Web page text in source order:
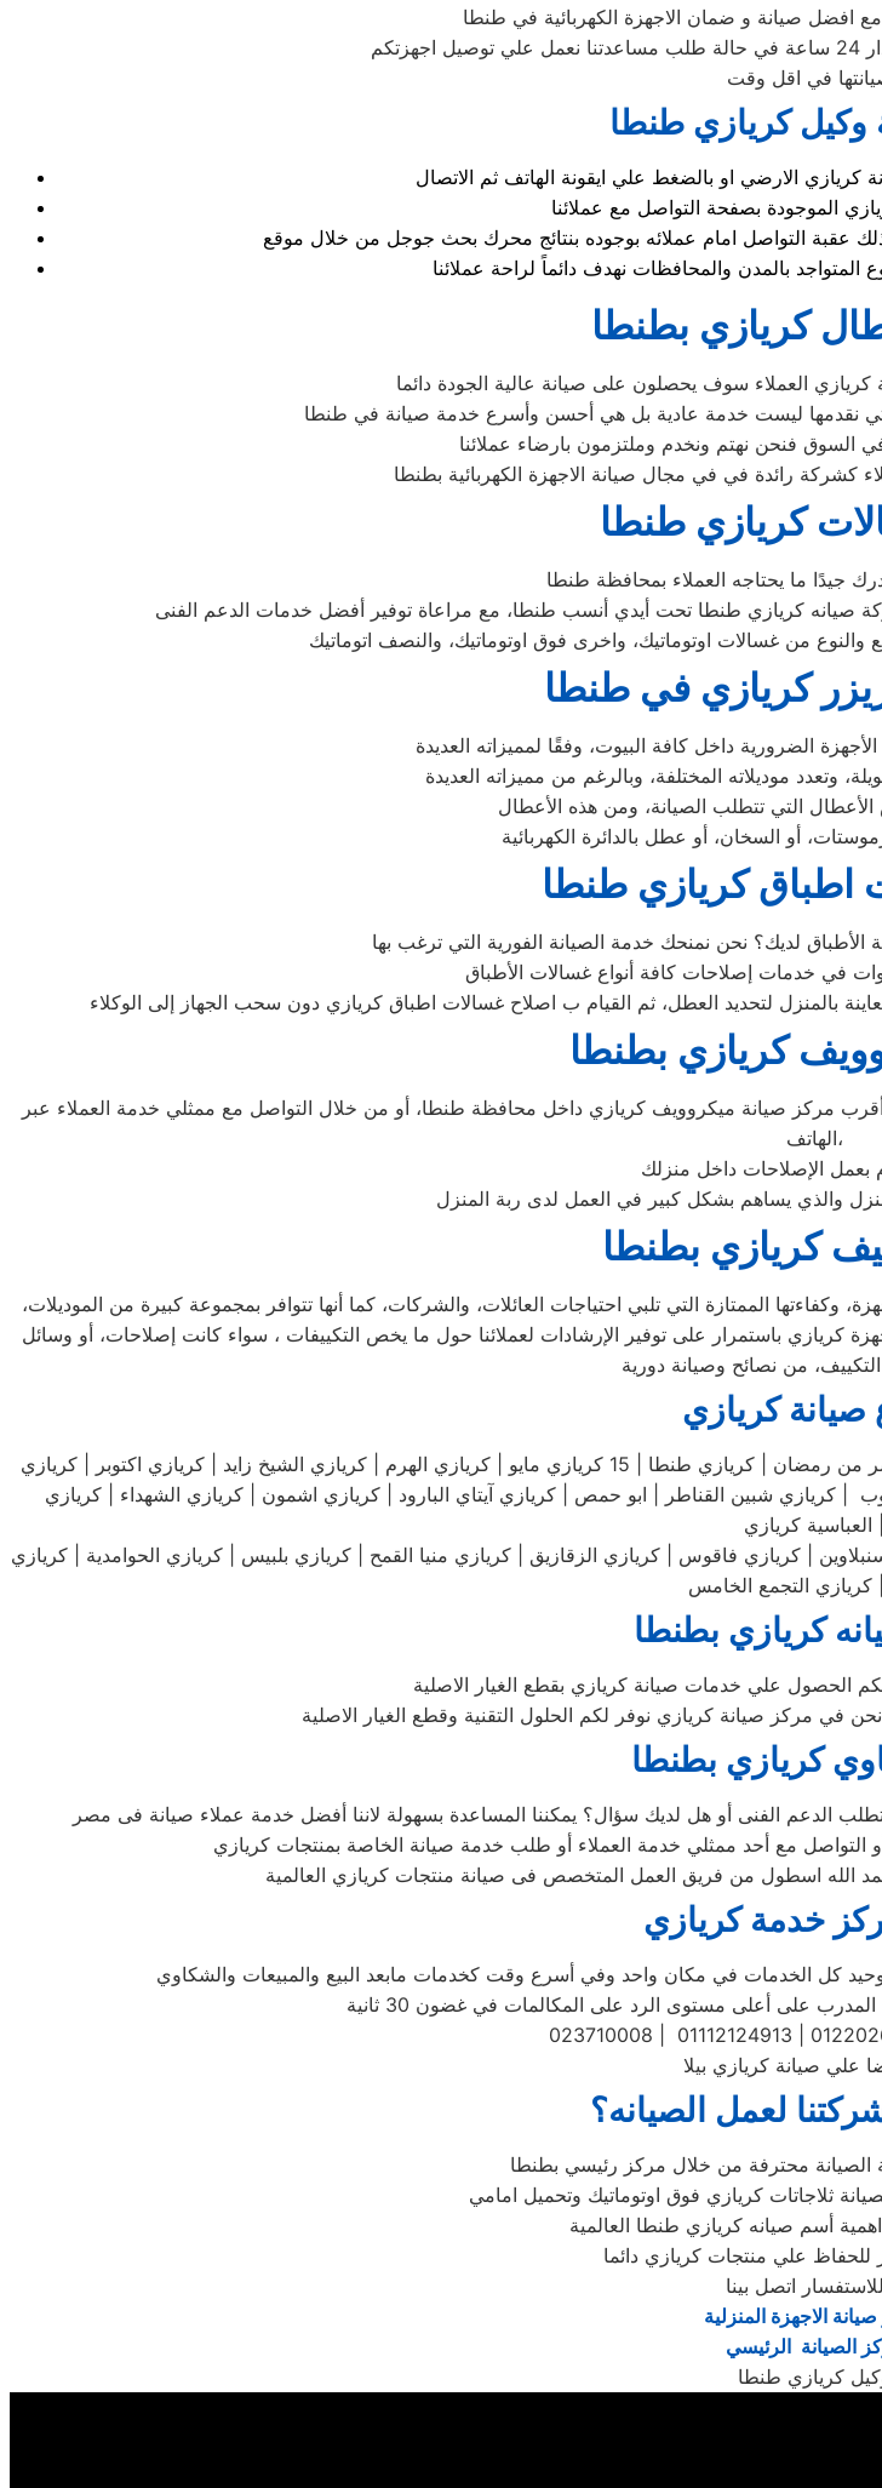
افضل صيانة و ضمان الاجهزة الكهربائية في طنطا
في اقل وقت
كريازي طنطا
عقبة التواصل امام عملائه بوجوده بنتائج محرك بحث جوجل من خلال موقع
كريازي بطنطا
العملاء سوف يحصلون على صيانة عالية الجودة دائما
نقدمها ليست خدمة عادية بل هي أحسن وأسرع خدمة صيانة في طنطا
السوق فنحن نهتم ونخدم وملتزمون بارضاء عملائنا
كشركة رائدة في في مجال صيانة الاجهزة الكهربائية بطنطا
كريازي طنطا
كريازي في طنطا
اطباق كريازي طنطا
كريازي بطنطا
مركز صيانة ميكروويف كريازي داخل محافظة طنطا، أو من خلال التواصل مع ممثلي خدمة العملاء عبر
الهاتف،
والذي يساهم بشكل كبير في العمل لدى ربة المنزل
كريازي بطنطا
الممتازة التي تلبي احتياجات العائلات، والشركات، كما أنها تتوافر بمجموعة كبيرة من الموديلات،
كريازي باستمرار على توفير الإرشادات لعملائنا حول ما يخص التكييفات ، سواء كانت إصلاحات، أو وسائل
صيانة كريازي
كريازي مصر الجديدة | كريازي مساكن الشيراتون | كريازي مدينة نصر | كريازي مدينة العاشر من رمضان | كريازي طنطا | 15 كريازي مايو | كريازي الهرم | كريازي الشيخ زايد | كريازي اكتوبر | كريازي
كريازي شبين القناطر | ابو حمص | كريازي آيتاي البارود | كريازي اشمون | كريازي الشهداء | كريازي
| كريازي فاقوس | كريازي الزقازيق | كريازي منيا القمح | كريازي بلبيس | كريازي الحوامدية | كريازي
كريازي التجمع الخامس
كريازي بطنطا
الحصول علي خدمات صيانة كريازي بقطع الغيار الاصلية
في مركز صيانة كريازي نوفر لكم الحلول التقنية وقطع الغيار الاصلية
كريازي بطنطا
الله اسطول من فريق العمل المتخصص فى صيانة منتجات كريازي العالمية
خدمة كريازي
على أعلى مستوى الرد على المكالمات في غضون 30 ثانية
023710008 | 01112124913 |
علي صيانة كريازي بيلا
لعمل الصيانه؟
أسم صيانه كريازي طنطا العالمية
للحفاظ علي منتجات كريازي دائما
الاجهزة المنزلية
الصيانة الرئيسي
كريازي طنطا